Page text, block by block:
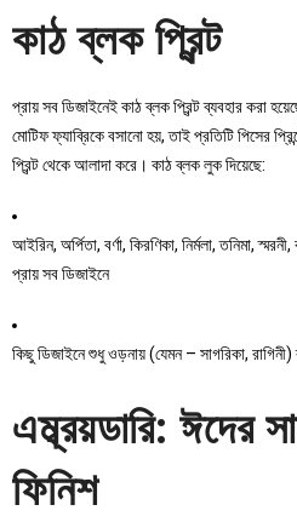
কাঠ ব্লক প্রিন্ট
প্রায় সব ডিজাইনেই কাঠ ব্লক প্রিন্ট ব্যবহার করা
মোটিফ ফ্যাব্রিকে বসানো হয়, তাই প্রতিটি পিসের
প্রিন্ট থেকে আলাদা করে। কাঠ ব্লক লুক দিয়েছে:
আইরিন, অর্পিতা, বর্ণা, কিরণিকা, নির্মলা, তনিমা,
প্রায় সব ডিজাইনে
কিছু ডিজাইনে শুধু ওড়নায় (যেমন – সাগরিকা, রাগিনী)
এম্ব্রয়ডারি: ঈদের
ফিনিশ